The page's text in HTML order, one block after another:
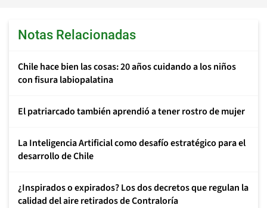
Notas Relacionadas
Chile hace bien las cosas: 20 años cuidando a los niños
con fisura labiopalatina
El patriarcado también aprendió a tener rostro de mujer
La Inteligencia Artificial como desafío estratégico para el
desarrollo de Chile
¿Inspirados o expirados? Los dos decretos que regulan la
calidad del aire retirados de Contraloría